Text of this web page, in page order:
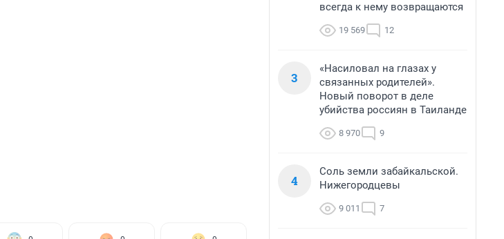
всегда к нему возвращаются
19 569 12
3
«Насиловал на глазах у
связанных родителей».
Новый поворот в деле
убийства россиян в Таиланде
8 970 9
4
Соль земли забайкальской.
Нижегородцевы
9 011 7